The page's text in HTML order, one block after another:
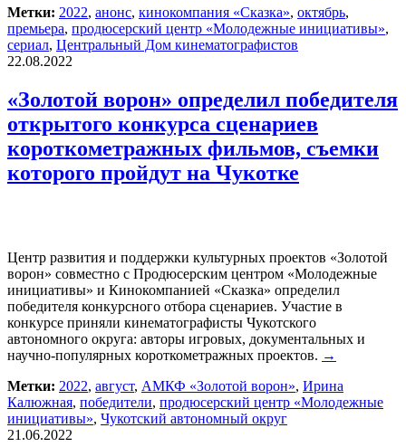
Метки: 2022, анонс, кинокомпания «Сказка», октябрь,
премьера, продюсерский центр «Молодежные инициативы»,
сериал, Центральный Дом кинематографистов
22.08.2022
«Золотой ворон» определил победителя
открытого конкурса сценариев
короткометражных фильмов, съемки
которого пройдут на Чукотке
Центр развития и поддержки культурных проектов «Золотой
ворон» совместно с Продюсерским центром «Молодежные
инициативы» и Кинокомпанией «Сказка» определил
победителя конкурсного отбора сценариев. Участие в
конкурсе приняли кинематографисты Чукотского
автономного округа: авторы игровых, документальных и
научно-популярных короткометражных проектов. →
Метки: 2022, август, АМКФ «Золотой ворон», Ирина
Калюжная, победители, продюсерский центр «Молодежные
инициативы», Чукотский автономный округ
21.06.2022